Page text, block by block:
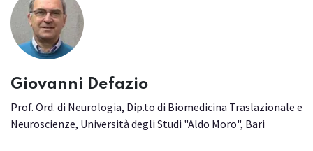
Giovanni Defazio
Prof. Ord. di Neurologia, Dip.to di Biomedicina Traslazionale e
Neuroscienze, Università degli Studi "Aldo Moro", Bari